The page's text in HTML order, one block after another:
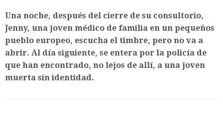
Una noche, después del cierre de su consultorio,
Jenny, una joven médico de familia en un pequeños
pueblo europeo, escucha el timbre, pero no va a
abrir. Al día siguiente, se entera por la policía de
que han encontrado, no lejos de allí, a una joven
muerta sin identidad.